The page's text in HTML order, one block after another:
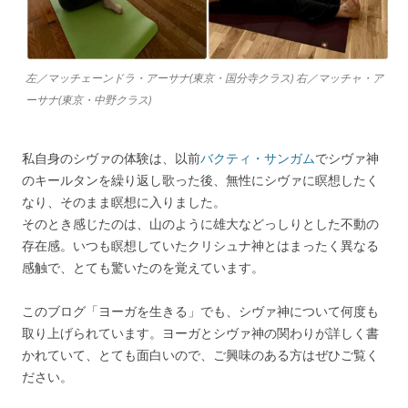
左／マッチェーンドラ・アーサナ(東京・国分寺クラス) 右／マッチャ・ア
ーサナ(東京・中野クラス)
私自身のシヴァの体験は、以前バクティ・サンガムでシヴァ神
のキールタンを繰り返し歌った後、無性にシヴァに瞑想したく
なり、そのまま瞑想に入りました。
そのとき感じたのは、山のように雄大などっしりとした不動の
存在感。いつも瞑想していたクリシュナ神とはまったく異なる
感触で、とても驚いたのを覚えています。
このブログ「ヨーガを生きる」でも、シヴァ神について何度も
取り上げられています。ヨーガとシヴァ神の関わりが詳しく書
かれていて、とても面白いので、ご興味のある方はぜひご覧く
ださい。